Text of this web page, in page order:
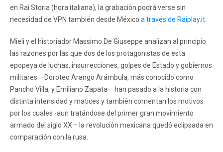
en Rai Storia (hora italiana), la grabación podrá verse sin
necesidad de VPN también desde México a través de Raiplay.it
Mieli y el historiador Massimo De Giuseppe analizan al principio
las razones por las que dos de los protagonistas de esta
epopeya de luchas, insurrecciones, golpes de Estado y gobiernos
militares —Doroteo Arango Arámbula, más conocido como
Pancho Villa, y Emiliano Zapata— han pasado a la historia con
distinta intensidad y matices y también comentan los motivos
por los cuales -aun tratándose del primer gran movimiento
armado del siglo XX— la revolución mexicana quedó eclipsada en
comparación con la rusa.